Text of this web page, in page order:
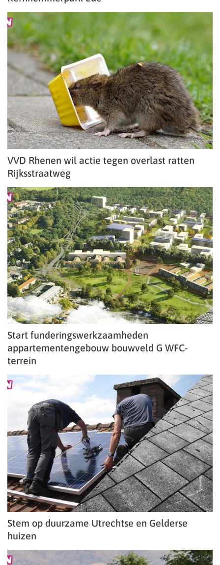
VVD Rhenen wil actie tegen overlast ratten
Rijksstraatweg
Start funderingswerkzaamheden
appartementengebouw bouwveld G WFC-
terrein
Stem op duurzame Utrechtse en Gelderse
huizen